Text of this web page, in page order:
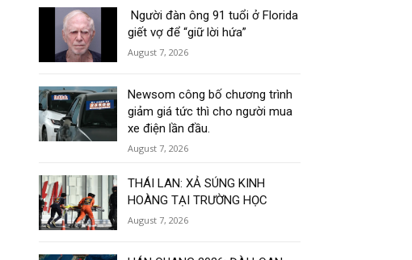
Người đàn ông 91 tuổi ở Florida
giết vợ để “giữ lời hứa”
August 7, 2026
Newsom công bố chương trình
giảm giá tức thì cho người mua
xe điện lần đầu.
August 7, 2026
THÁI LAN: XẢ SÚNG KINH
HOÀNG TẠI TRƯỜNG HỌC
August 7, 2026